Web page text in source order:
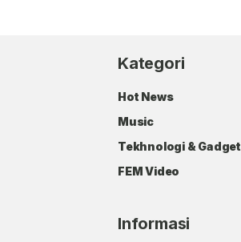
Kategori
Hot News
Music
Tekhnologi & Gadget
FEM Video
Informasi